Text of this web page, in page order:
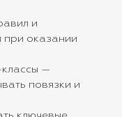
и
при оказании
—
повязки и